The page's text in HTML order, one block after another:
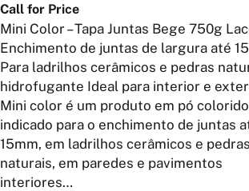
Call for Price
Mini Color – Tapa Juntas Bege 750g
Enchimento de juntas de largura até
Para ladrilhos cerâmicos e pedras
hidrofugante Ideal para interior e
Mini color é um produto em pó
indicado para o enchimento de juntas
15mm, em ladrilhos cerâmicos e pedras
naturais, em paredes e pavimentos
interiores…